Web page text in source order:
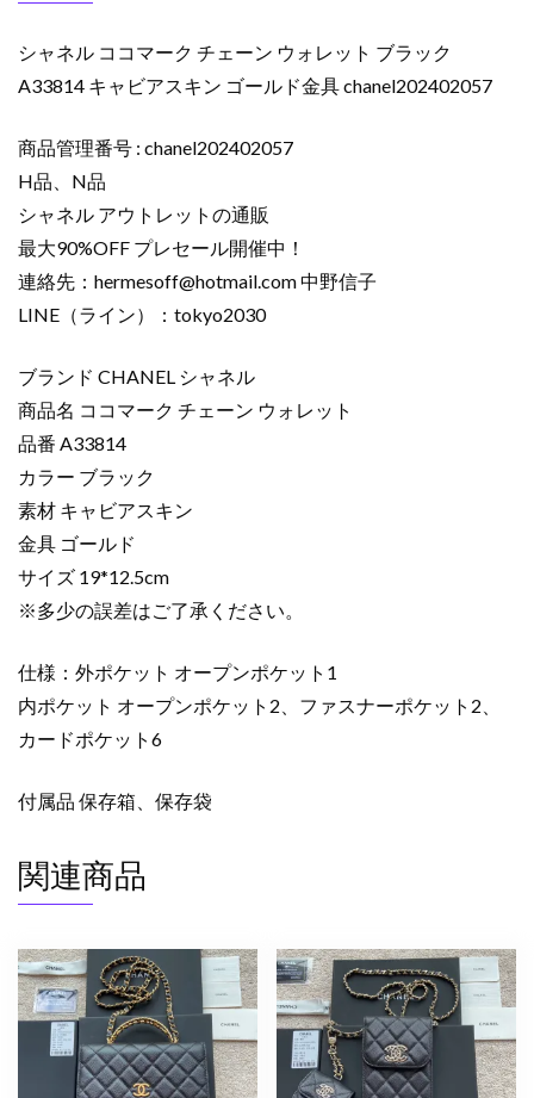
シャネル ココマーク チェーン ウォレット ブラック
A33814 キャビアスキン ゴールド金具 chanel202402057
商品管理番号 : chanel202402057
H品、N品
シャネル アウトレットの通販
最大90%OFF プレセール開催中！
連絡先： hermesoff@hotmail.com中野信子
LINE（ライン）：tokyo2030
ブランド CHANEL シャネル
商品名 ココマーク チェーン ウォレット
品番 A33814
カラー ブラック
素材 キャビアスキン
金具 ゴールド
サイズ 19*12.5cm
※多少の誤差はご了承ください。
仕様：外ポケット オープンポケット1
内ポケット オープンポケット2、ファスナーポケット2、
カードポケット6
付属品 保存箱、保存袋
関連商品